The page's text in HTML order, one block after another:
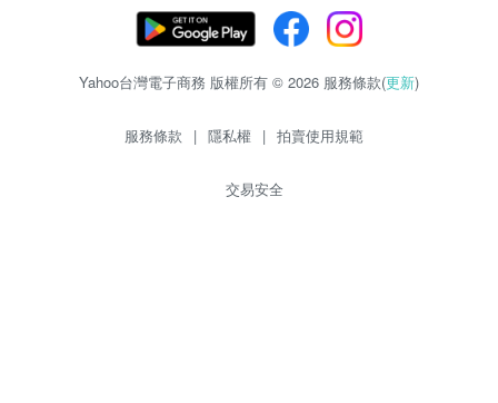
Yahoo台灣電子商務 版權所有 © 2026 服務條款(更新)
服務條款 | 隱私權 | 拍賣使用規範
交易安全